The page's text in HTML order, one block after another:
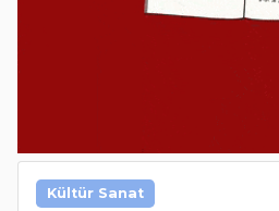
Kültür Sanat